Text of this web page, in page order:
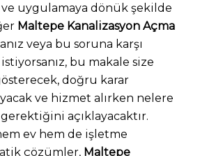
ve uygulamaya dönük şekilde
Maltepe Kanalizasyon Açma
veya bu soruna karşı
istiyorsanız, bu makale size
doğru karar
ve hizmet alırken nelere
açıklayacaktır.
ev hem de işletme
çözümler, Maltepe